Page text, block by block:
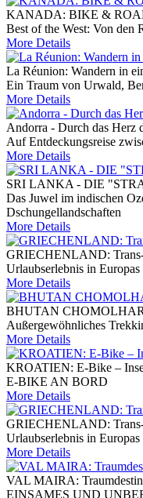
KANADA: BIKE &
Best of the West: Von den
More Details
La Réunion: Wandern in
Ein Traum von Urwald,
More Details
Andorra - Durch das Herz
Auf Entdeckungsreise
More Details
SRI LANKA - DIE
Das Juwel im indischen
Dschungellandschaften
More Details
GRIECHENLAND:
Urlaubserlebnis in Europas
More Details
BHUTAN
Außergewöhnliches
More Details
KROATIEN: E-Bike –
E-BIKE AN BORD
More Details
GRIECHENLAND:
Urlaubserlebnis in Europas
More Details
VAL MAIRA:
EINSAMES UND